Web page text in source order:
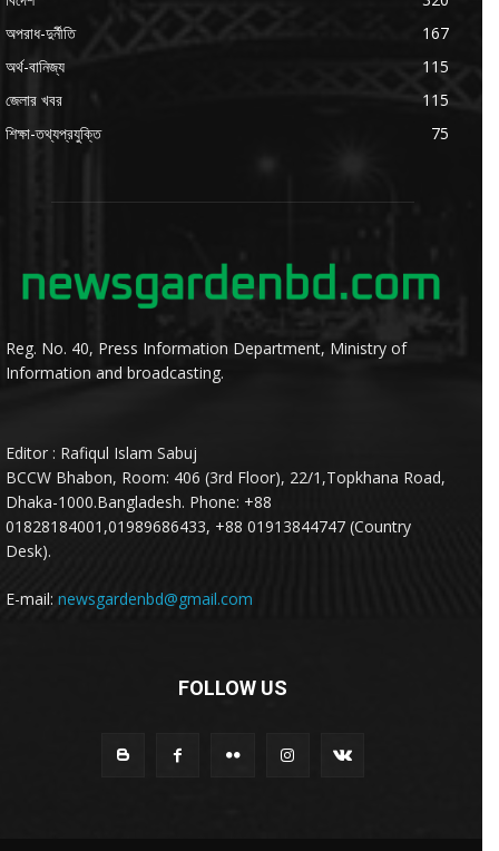
অপরাধ-দুর্নীতি
167
অর্থ-বানিজ্য
115
জেলার খবর
115
শিক্ষা-তথ্যপ্রযুক্তি
75
Reg. No. 40, Press Information Department, Ministry of
Information and broadcasting.
Editor : Rafiqul Islam Sabuj
BCCW Bhabon, Room: 406 (3rd Floor), 22/1,Topkhana Road,
Dhaka-1000.Bangladesh. Phone: +88
01828184001,01989686433, +88 01913844747 (Country
Desk).
E-mail: newsgardenbd@gmail.com
FOLLOW US